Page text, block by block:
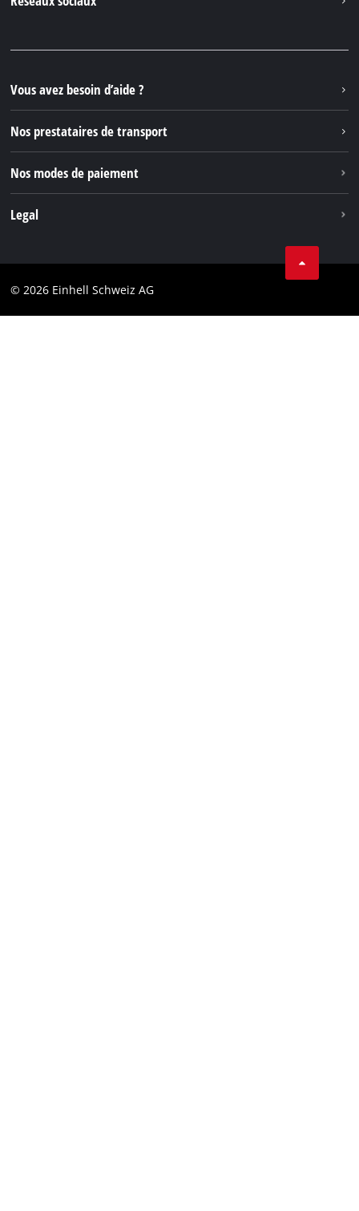
Instagram
TikTok
Pinterest
Vous avez besoin d’aide ?
Nos prestataires de transport
Nos modes de paiement
Legal
Marque
© 2026 Einhell Schweiz AG